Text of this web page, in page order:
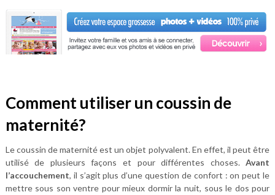
Comment utiliser un coussin de
maternité?
Le coussin de maternité est un objet polyvalent. En effet, il peut être
utilisé de plusieurs façons et pour différentes choses.Avant
l’accouchement, il s’agit plus d’une question de confort : on peut le
mettre sous son ventre pour mieux dormir la nuit, sous le dos pour